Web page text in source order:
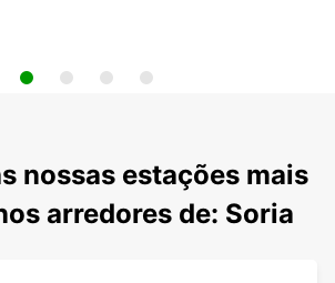
nossas estações mais
arredores de: Soria